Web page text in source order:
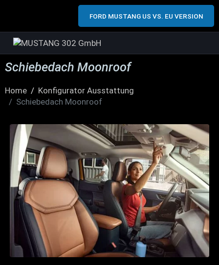
FORD MUSTANG US VS. EU VERSION
Schiebedach Moonroof
Home
Konfigurator Ausstattung
Schiebedach Moonroof